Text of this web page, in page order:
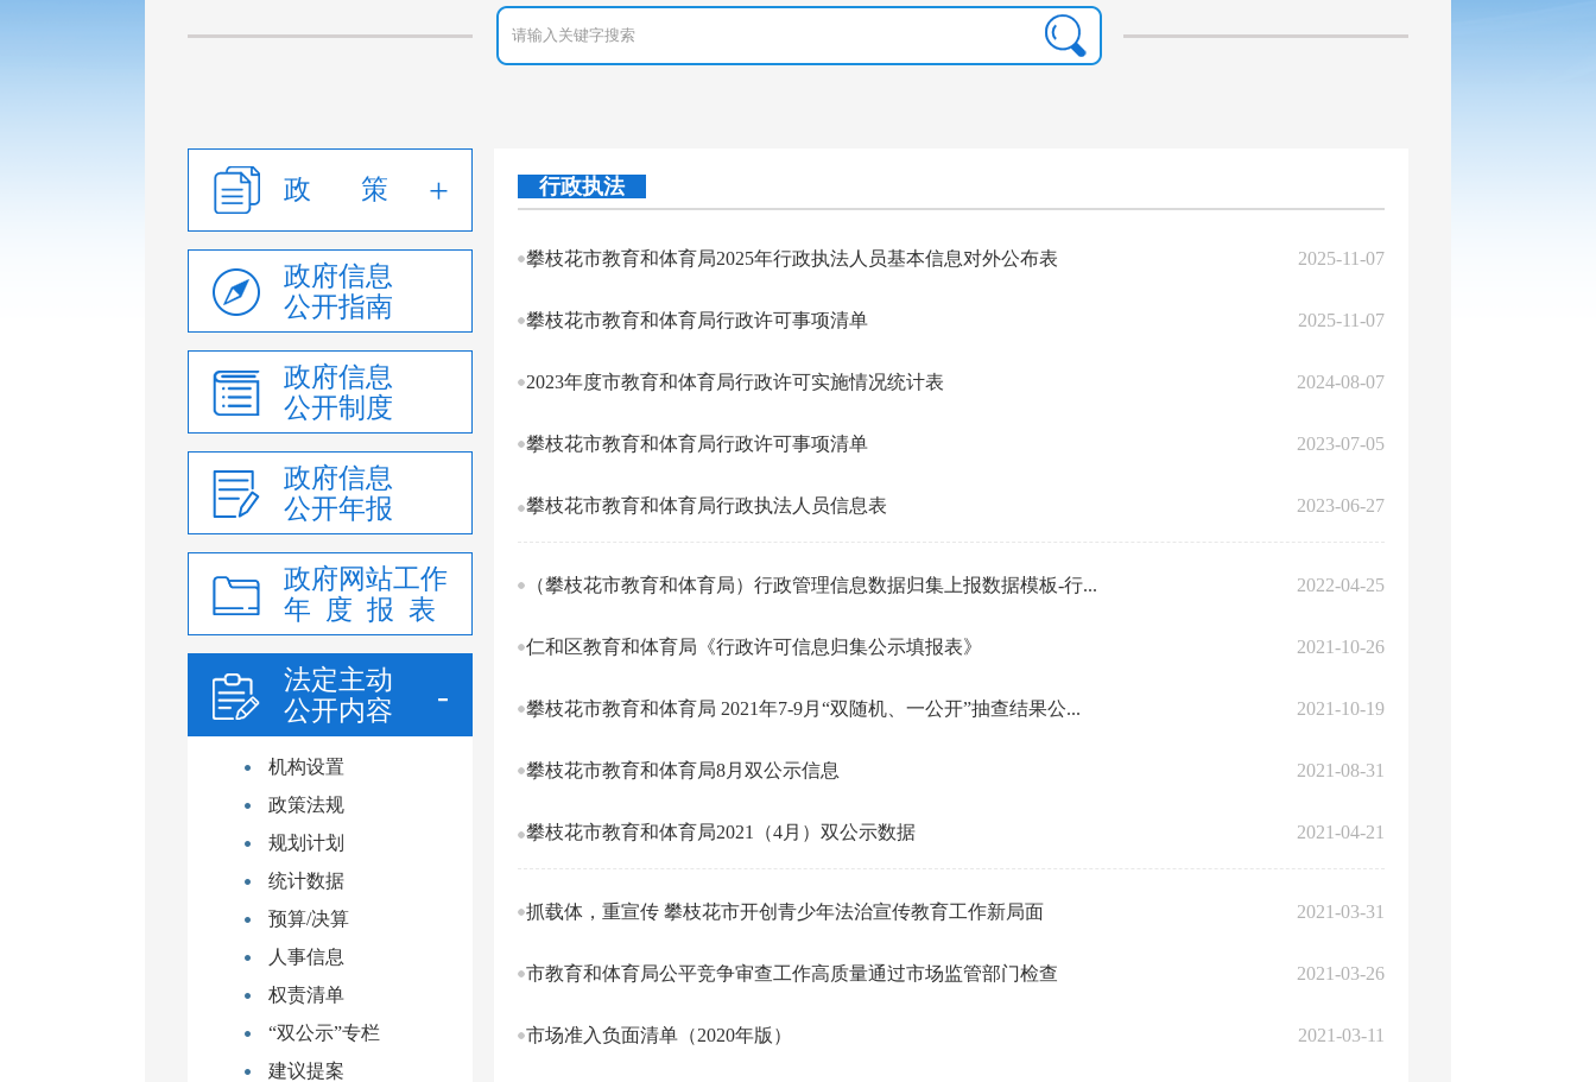
政 策
政府信息
公开指南
政府信息
公开制度
政府信息
公开年报
政府网站工作
年 度 报 表
法定主动
公开内容
机构设置
政策法规
规划计划
统计数据
预算/决算
人事信息
权责清单
“双公示”专栏
建议提案
行政执法
攀枝花市教育和体育局2025年行政执法人员基本信息对外公布表 2025-11-07
攀枝花市教育和体育局行政许可事项清单 2025-11-07
2023年度市教育和体育局行政许可实施情况统计表 2024-08-07
攀枝花市教育和体育局行政许可事项清单 2023-07-05
攀枝花市教育和体育局行政执法人员信息表 2023-06-27
（攀枝花市教育和体育局）行政管理信息数据归集上报数据模板-行... 2022-04-25
仁和区教育和体育局《行政许可信息归集公示填报表》 2021-10-26
攀枝花市教育和体育局 2021年7-9月“双随机、一公开”抽查结果公... 2021-10-19
攀枝花市教育和体育局8月双公示信息 2021-08-31
攀枝花市教育和体育局2021（4月）双公示数据 2021-04-21
抓载体，重宣传 攀枝花市开创青少年法治宣传教育工作新局面 2021-03-31
市教育和体育局公平竞争审查工作高质量通过市场监管部门检查 2021-03-26
市场准入负面清单（2020年版） 2021-03-11